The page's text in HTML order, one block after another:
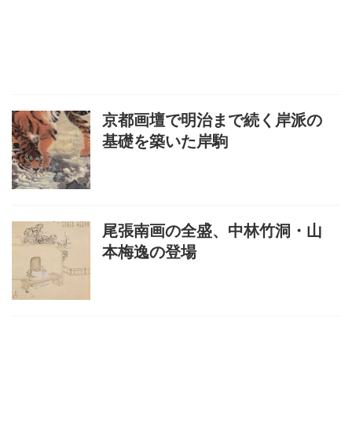
京都画壇で明治まで続く岸派の
基礎を築いた岸駒
尾張南画の全盛、中林竹洞・山
本梅逸の登場